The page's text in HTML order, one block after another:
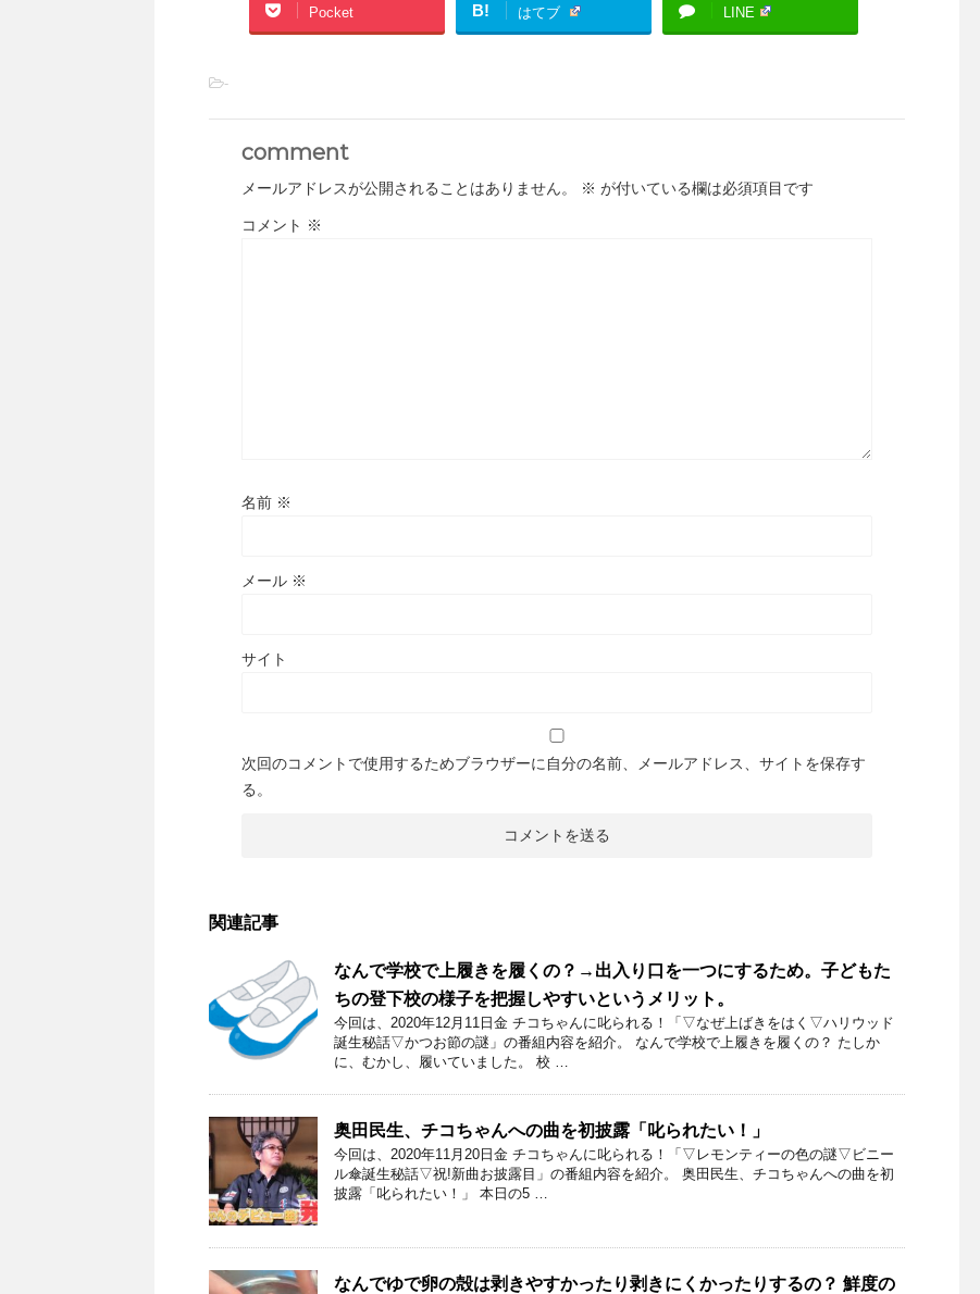
Pocket B! はてブ LINE
-
comment
メールアドレスが公開されることはありません。 ※ が付いている欄は必須項目です
コメント ※
名前 ※
メール ※
サイト
次回のコメントで使用するためブラウザーに自分の名前、メールアドレス、サイトを保存す
る。
関連記事
なんで学校で上履きを履くの？→出入り口を一つにするため。子どもた
ちの登下校の様子を把握しやすいというメリット。
今回は、2020年12月11日金 チコちゃんに叱られる！「▽なぜ上ばきをはく▽ハリウッド
誕生秘話▽かつお節の謎」の番組内容を紹介。 なんで学校で上履きを履くの？ たしか
に、むかし、履いていました。 校 …
奥田民生、チコちゃんへの曲を初披露「叱られたい！」
今回は、2020年11月20日金 チコちゃんに叱られる！「▽レモンティーの色の謎▽ビニー
ル傘誕生秘話▽祝!新曲お披露目」の番組内容を紹介。 奥田民生、チコちゃんへの曲を初
披露「叱られたい！」 本日の5 …
なんでゆで卵の殻は剥きやすかったり剥きにくかったりするの？ 鮮度の